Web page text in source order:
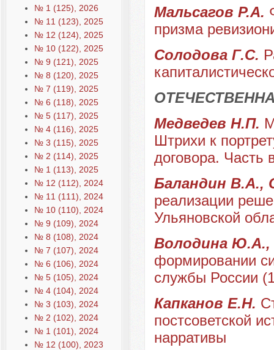
№ 1 (125), 2026
№ 11 (123), 2025
№ 12 (124), 2025
№ 10 (122), 2025
№ 9 (121), 2025
№ 8 (120), 2025
№ 7 (119), 2025
№ 6 (118), 2025
№ 5 (117), 2025
№ 4 (116), 2025
№ 3 (115), 2025
№ 2 (114), 2025
№ 1 (113), 2025
№ 12 (112), 2024
№ 11 (111), 2024
№ 10 (110), 2024
№ 9 (109), 2024
№ 8 (108), 2024
№ 7 (107), 2024
№ 6 (106), 2024
№ 5 (105), 2024
№ 4 (104), 2024
№ 3 (103), 2024
№ 2 (102), 2024
№ 1 (101), 2024
№ 12 (100), 2023
Мальсагов Р.А.
призма
Солодова Г.С.
Медведев Н.П.
Штрихи к
договора. Часть
Баландин
реализации
Ульяновской
Володина
формировании
службы России
Капканов Е.Н.
постсоветской
нарративы